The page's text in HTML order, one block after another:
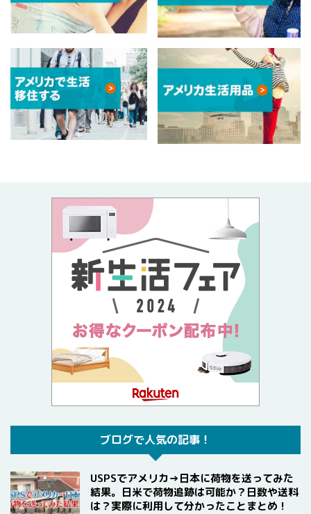
ブログで人気の記事！
USPSでアメリカ→日本に荷物を送ってみた
結果。日米で荷物追跡は可能か？日数や送料
は？実際に利用して分かったことまとめ！